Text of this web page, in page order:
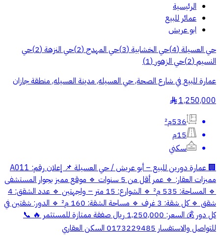
الرئيسية
عمائر للبيع
ابو عريش
حي العسيلة(
4
)حي الخشابية(
3
)حي المهدج(
2
)حي النزهة(
2
)حي
النسيم(
2
)حي الزهور (
1
)
عمارة للبيع في شارع الصحة, حي العسيله, مدينة العسيله, منطقة جازان
1,250,000
§
536م²
15م
سكني
🏢 عمارة دورين للبيع – أبو عريش / حي العسيلة 📌 إعلان رقم: A011
مميزات العقار: 🔹 عمر أقل من 5 سنوات 🔹 موقع مميز بجوار المستشفى
🔹 المساحة: 535 م² 🔹 الشوارع: 15 متر – واجهتين 🔹 عدد الشقق: 4
شقق 🔹 كل شقة: 3 غرف 🔹 مساحة الشقة: 160 م² 🔹 الدور: شقتين في
كل دور 💰 السعر: 1,250,000 ريال صفقة ممتازة للمستثمر 🔥 📞
للتواصل والاستفسار 0173229485 السكن العقاري